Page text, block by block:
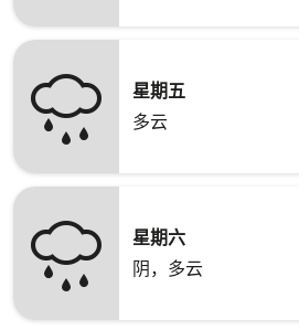
星期五
多云
星期六
阴，多云